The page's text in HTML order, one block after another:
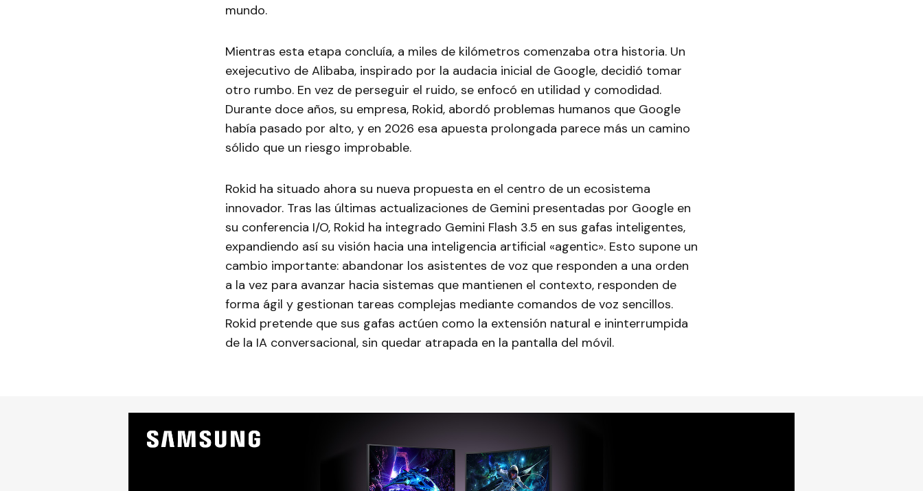
mundo.
Mientras esta etapa concluía, a miles de kilómetros comenzaba otra historia. Un
exejecutivo de Alibaba, inspirado por la audacia inicial de Google, decidió tomar
otro rumbo. En vez de perseguir el ruido, se enfocó en utilidad y comodidad.
Durante doce años, su empresa, Rokid, abordó problemas humanos que Google
había pasado por alto, y en 2026 esa apuesta prolongada parece más un camino
sólido que un riesgo improbable.
Rokid ha situado ahora su nueva propuesta en el centro de un ecosistema
innovador. Tras las últimas actualizaciones de Gemini presentadas por Google en
su conferencia I/O, Rokid ha integrado Gemini Flash 3.5 en sus gafas inteligentes,
expandiendo así su visión hacia una inteligencia artificial «agentic». Esto supone un
cambio importante: abandonar los asistentes de voz que responden a una orden
a la vez para avanzar hacia sistemas que mantienen el contexto, responden de
forma ágil y gestionan tareas complejas mediante comandos de voz sencillos.
Rokid pretende que sus gafas actúen como la extensión natural e ininterrumpida
de la IA conversacional, sin quedar atrapada en la pantalla del móvil.